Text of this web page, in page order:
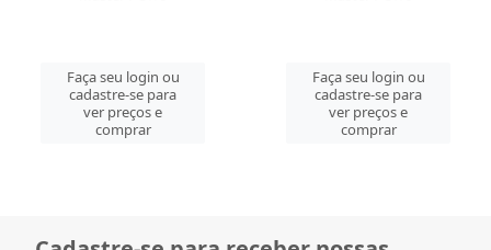
Faça seu login ou
cadastre-se para
ver preços e
comprar
Faça seu login ou
cadastre-se para
ver preços e
comprar